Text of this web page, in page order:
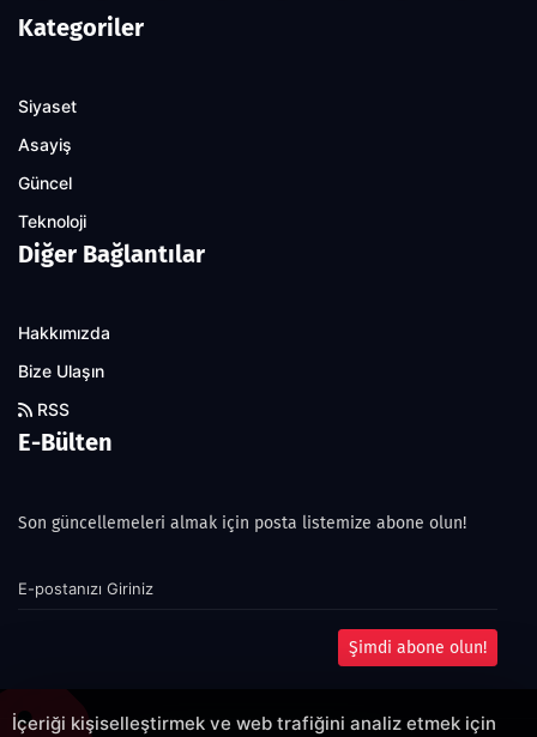
Kategoriler
Siyaset
Asayiş
Güncel
Teknoloji
Diğer Bağlantılar
Hakkımızda
Bize Ulaşın
RSS
E-Bülten
Son güncellemeleri almak için posta listemize abone olun!
Şimdi abone olun!
İçeriği kişiselleştirmek ve web trafiğini analiz etmek için